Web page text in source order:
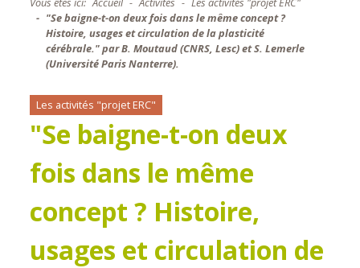
"Se baigne-t-on deux fois dans le même concept ?
Histoire, usages et circulation de la plasticité
cérébrale." par B. Moutaud (CNRS, Lesc) et S. Lemerle
(Université Paris Nanterre).
Les activités "projet ERC"
"Se baigne-t-on deux
fois dans le même
concept ? Histoire,
usages et circulation de